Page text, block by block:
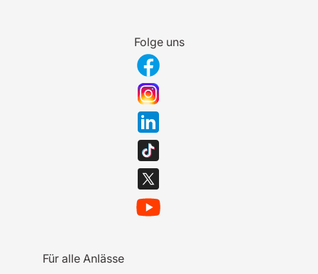
Folge uns
Für alle Anlässe